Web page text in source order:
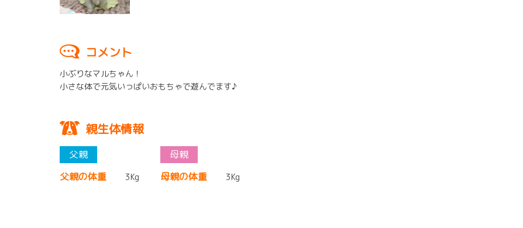
コメント
小ぶりなマルちゃん！
小さな体で元気いっぱいおもちゃで遊んでます♪
親生体情報
父親の体重 3Kg 母親の体重 3Kg